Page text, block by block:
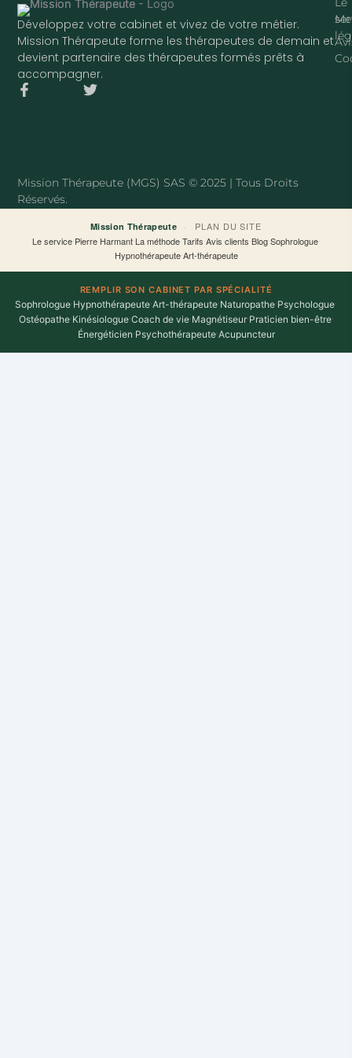
Développez votre cabinet et vivez de votre métier.
Mission Thérapeute forme les thérapeutes de demain et
devient partenaire des thérapeutes formés prêts à
accompagner.
F
k
-
T
Mission Thérapeute (MGS) SAS © 2025 | Tous Droits
Réservés.
Mission Thérapeute ·
PLAN DU SITE
Le service·Pierre Harmant·La méthode·Tarifs·Avis clients·Blog·Sophrologue·
Hypnothérapeute·Art-thérapeute
REMPLIR SON CABINET PAR SPÉCIALITÉ
Sophrologue·Hypnothérapeute·Art-thérapeute·Naturopathe·Psychologue·
Ostéopathe·Kinésiologue·Coach de vie·Magnétiseur·Praticien bien-être·
Énergéticien·Psychothérapeute·Acupuncteur